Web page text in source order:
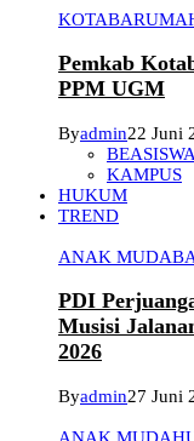
KOTABARU
Pemkab
PPM UGM
Byadmin22 Juni
BEASISWA
KAMPUS
HUKUM
TREND
ANAK MUDA
PDI
Musisi
2026
Byadmin27 Juni